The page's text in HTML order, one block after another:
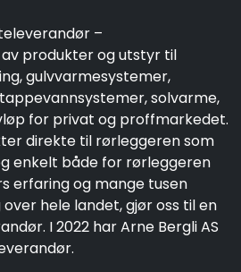
–
produkter og utstyr til
gulvvarmesystemer,
solvarme,
for privat og proffmarkedet.
direkte til rørleggeren som
enkelt både for rørleggeren
erfaring og mange tusen
hele landet, gjør oss til en
I 2022 har Arne Bergli AS